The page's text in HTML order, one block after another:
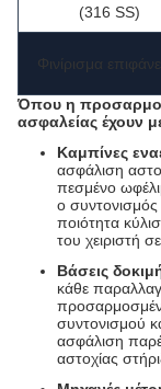
(316 SS)
Φινίρισμα
Όπου η
ασφαλείας έχουν
Καμπίνες
ασφάλιση
πεσμένο
ο συντονισμός
ποιότητα
του χειριστή
Βάσεις
κάθε
συντονισμού
ασφάλιση
αστοχίας